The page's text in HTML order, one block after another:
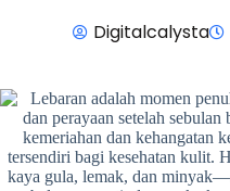
Digitalcalysta